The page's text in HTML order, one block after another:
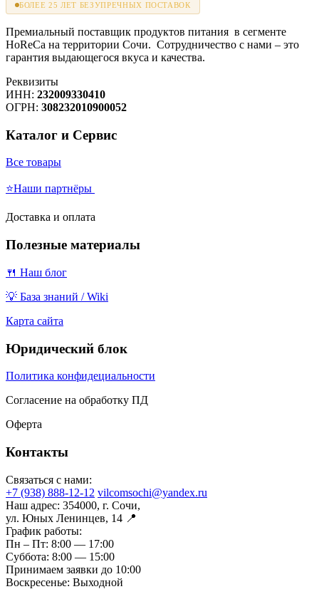
БОЛЕЕ 25 ЛЕТ БЕЗУПРЕЧНЫХ ПОСТАВОК
Премиальный поставщик продуктов питания в сегменте
HoReCa на территории Сочи. Сотрудничество с нами – это
гарантия выдающегося вкуса и качества.
Реквизиты
ИНН: 232009330410
ОГРН: 308232010900052
Каталог и Сервис
Все товары
⭐Наши партнёры
Доставка и оплата
Полезные материалы
🍴 Наш блог
💡 База знаний / Wiki
Карта сайта
Юридический блок
Политика конфидециальности
Согласение на обработку ПД
Оферта
Контакты
Связаться с нами:
+7 (938) 888-12-12 vilcomsochi@yandex.ru
Наш адрес: 354000, г. Сочи,
ул. Юных Ленинцев, 14 📍
График работы:
Пн – Пт: 8:00 — 17:00
Суббота: 8:00 — 15:00
Принимаем заявки до 10:00
Воскресенье: Выходной